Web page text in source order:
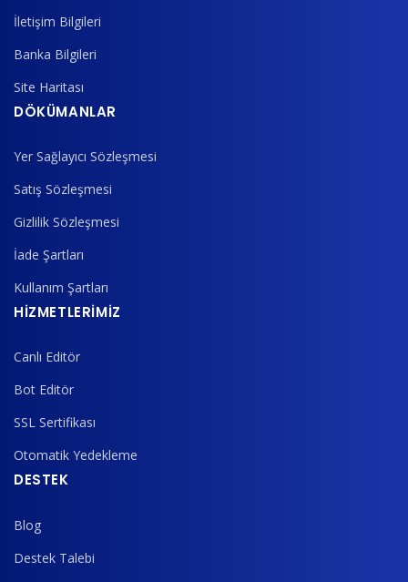
İletişim Bilgileri
Banka Bilgileri
Site Haritası
DÖKÜMANLAR
Yer Sağlayıcı Sözleşmesi
Satış Sözleşmesi
Gizlilik Sözleşmesi
İade Şartları
Kullanım Şartları
HİZMETLERİMİZ
Canlı Editör
Bot Editör
SSL Sertifikası
Otomatik Yedekleme
DESTEK
Blog
Destek Talebi